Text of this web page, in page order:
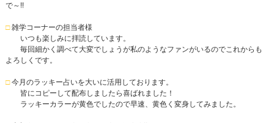
で～!!
□雑学コーナーの担当者様
いつも楽しみに拝読しています。
毎回細かく調べて大変でしょうが私のようなファンがいるのでこれからも
よろしくです。
□今月のラッキー占いを大いに活用しております。
皆にコピーして配布しましたら喜ばれました！
ラッキーカラーが黄色でしたので早速、黄色く変身してみました。